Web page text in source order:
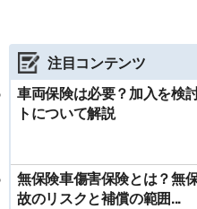
注目コンテンツ
車両保険は必要？加入を検
トについて解説
無保険車傷害保険とは？無
故のリスクと補償の範囲...